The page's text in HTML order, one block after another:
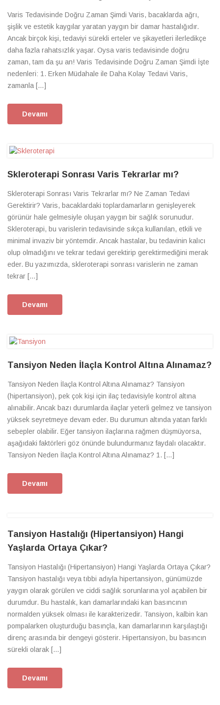
Varis Tedavisinde Doğru Zaman Şimdi Varis, bacaklarda ağrı,
şişlik ve estetik kaygılar yaratan yaygın bir damar hastalığıdır.
Ancak birçok kişi, tedaviyi sürekli erteler ve şikayetleri ilerledikçe
daha fazla rahatsızlık yaşar. Oysa varis tedavisinde doğru
zaman, tam da şu an! Varis Tedavisinde Doğru Zaman Şimdi İşte
nedenleri: 1. Erken Müdahale ile Daha Kolay Tedavi Varis,
zamanla […]
Devamı
Skleroterapi Sonrası Varis Tekrarlar mı?
Skleroterapi Sonrası Varis Tekrarlar mı? Ne Zaman Tedavi
Gerektirir? Varis, bacaklardaki toplardamarların genişleyerek
görünür hale gelmesiyle oluşan yaygın bir sağlık sorunudur.
Skleroterapi, bu varislerin tedavisinde sıkça kullanılan, etkili ve
minimal invaziv bir yöntemdir. Ancak hastalar, bu tedavinin kalıcı
olup olmadığını ve tekrar tedavi gerektirip gerektirmediğini merak
eder. Bu yazımızda, skleroterapi sonrası varislerin ne zaman
tekrar […]
Devamı
Tansiyon Neden İlaçla Kontrol Altına Alınamaz?
Tansiyon Neden İlaçla Kontrol Altına Alınamaz? Tansiyon
(hipertansiyon), pek çok kişi için ilaç tedavisiyle kontrol altına
alınabilir. Ancak bazı durumlarda ilaçlar yeterli gelmez ve tansiyon
yüksek seyretmeye devam eder. Bu durumun altında yatan farklı
sebepler olabilir. Eğer tansiyon ilaçlarına rağmen düşmüyorsa,
aşağıdaki faktörleri göz önünde bulundurmanız faydalı olacaktır.
Tansiyon Neden İlaçla Kontrol Altına Alınamaz? 1. […]
Devamı
Tansiyon Hastalığı (Hipertansiyon) Hangi
Yaşlarda Ortaya Çıkar?
Tansiyon Hastalığı (Hipertansiyon) Hangi Yaşlarda Ortaya Çıkar?
Tansiyon hastalığı veya tıbbi adıyla hipertansiyon, günümüzde
yaygın olarak görülen ve ciddi sağlık sorunlarına yol açabilen bir
durumdur. Bu hastalık, kan damarlarındaki kan basıncının
normalden yüksek olması ile karakterizedir. Tansiyon, kalbin kan
pompalarken oluşturduğu basınçla, kan damarlarının karşılaştığı
direnç arasında bir dengeyi gösterir. Hipertansiyon, bu basıncın
sürekli olarak […]
Devamı